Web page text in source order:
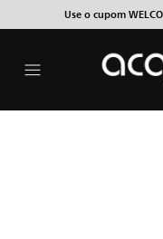
Use o cupom